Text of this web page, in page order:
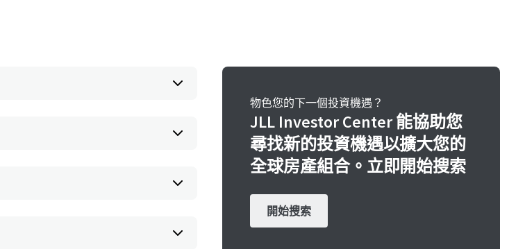
物色您的下一個投資機遇？
JLL Investor Center 能協助您
尋找新的投資機遇以擴大您的
全球房產組合。立即開始搜索
開始搜索